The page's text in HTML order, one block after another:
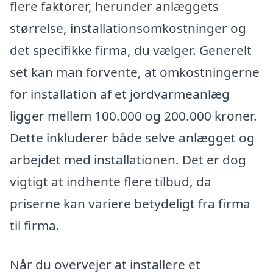
flere faktorer, herunder anlæggets
størrelse, installationsomkostninger og
det specifikke firma, du vælger. Generelt
set kan man forvente, at omkostningerne
for installation af et jordvarmeanlæg
ligger mellem 100.000 og 200.000 kroner.
Dette inkluderer både selve anlægget og
arbejdet med installationen. Det er dog
vigtigt at indhente flere tilbud, da
priserne kan variere betydeligt fra firma
til firma.
Når du overvejer at installere et